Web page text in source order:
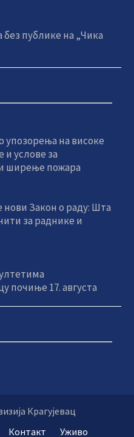
публике на „Чика
упозорења на високе
и услове за
ширење пожара
Закон о раду: Шта
за раднике и
почиње 17. августа
Крагујевац
Контакт Уживо